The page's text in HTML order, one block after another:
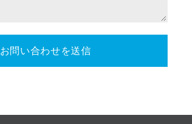
お問い合わせを送信